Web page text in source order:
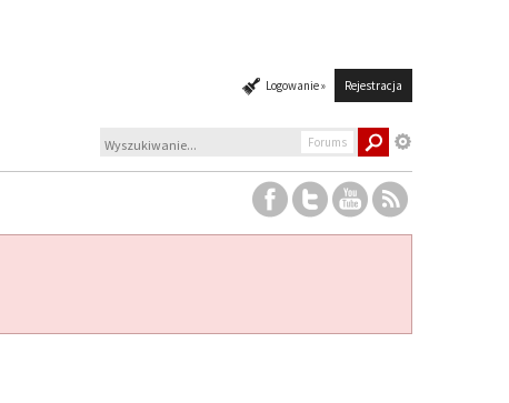
Logowanie » Rejestracja
Forums